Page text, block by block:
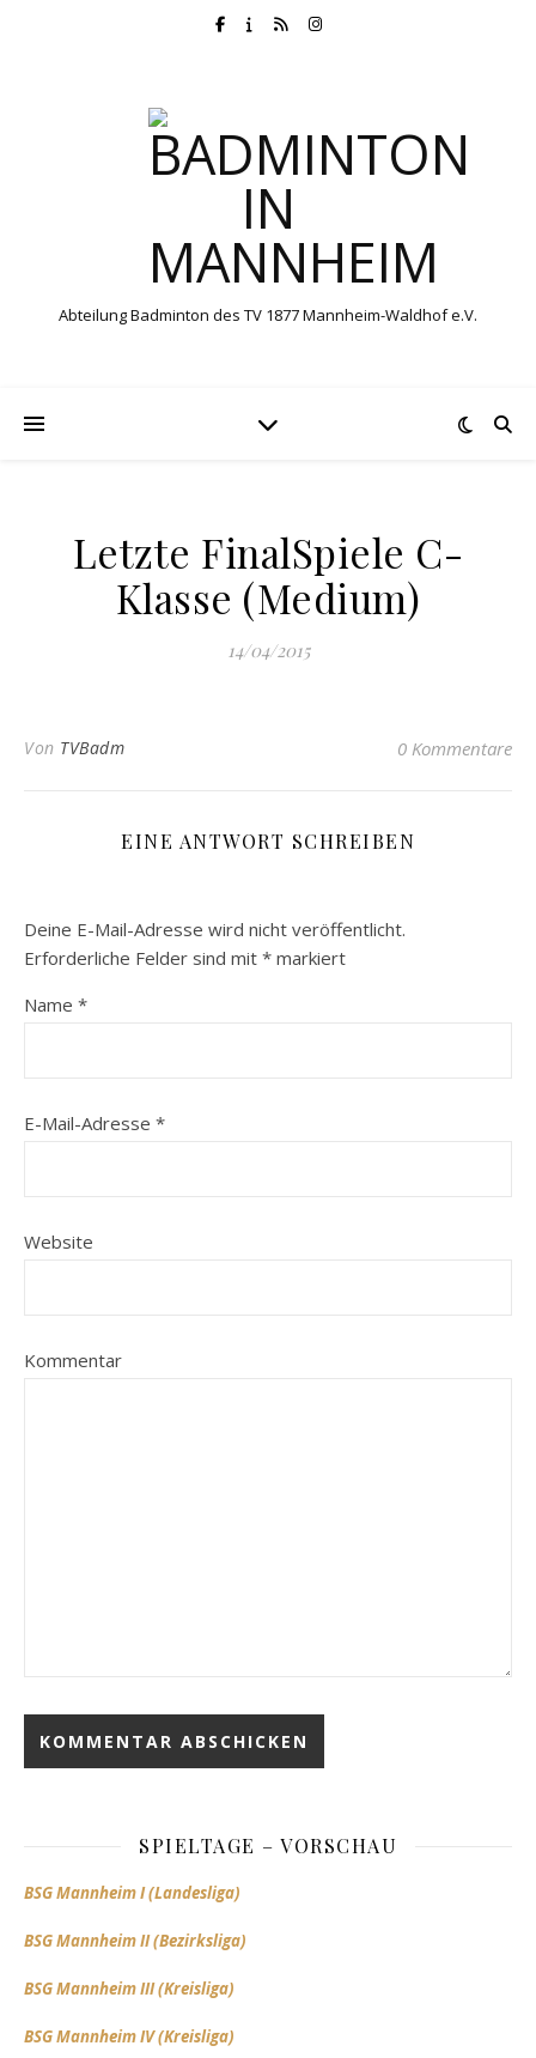
Abteilung Badminton des TV 1877 Mannheim-Waldhof e.V.
Letzte FinalSpiele C-
Klasse (Medium)
14/04/2015
Von TVBadm 0 Kommentare
EINE ANTWORT SCHREIBEN
Deine E-Mail-Adresse wird nicht veröffentlicht.
Erforderliche Felder sind mit * markiert
Name *
E-Mail-Adresse *
Website
Kommentar
SPIELTAGE – VORSCHAU
BSG Mannheim I (Landesliga)
BSG Mannheim II (Bezirksliga)
BSG Mannheim III (Kreisliga)
BSG Mannheim IV (Kreisliga)